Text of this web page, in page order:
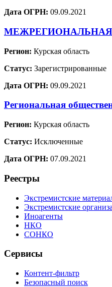
Дата ОГРН: 09.09.2021
Регион: Курская область
Статус: Зарегистрированные
Дата ОГРН: 09.09.2021
Региональная
Регион: Курская область
Статус: Исключенные
Дата ОГРН: 07.09.2021
Реестры
Экстремистские
Экстремистские
Иноагенты
НКО
СОНКО
Сервисы
Контент-фильтр
Безопасный поиск